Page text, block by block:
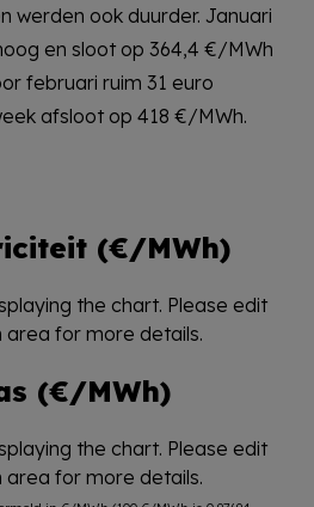
werden ook duurder. Januari
en sloot op 364,4 €/MWh
februari ruim 31 euro
afsloot op 418 €/MWh.
(€/MWh)
the chart. Please edit
area for more details.
(€/MWh)
the chart. Please edit
area for more details.